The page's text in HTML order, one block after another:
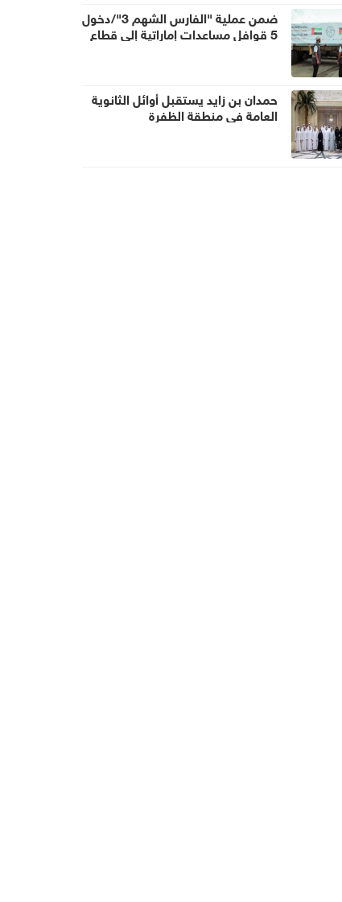
ضمن عملية "الفارس الشهم 3"/دخول
5 قوافل مساعدات إماراتية إلى قطاع
حمدان بن زايد يستقبل أوائل الثانوية
العامة في منطقة الظفرة